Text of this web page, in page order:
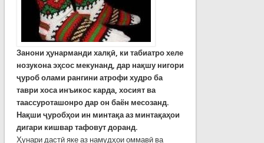
Занони ҳунарманди халқӣ, ки табиатро хеле
нозукона эҳсос мекунанд, дар нақшу нигори
ҷуроб олами рангини атрофи худро ба
таври хоса инъикос карда, хосият ва
таассуроташонро дар он баён месозанд.
Нақши ҷуробҳои ин минтақа аз минтақаҳои
дигари кишвар тафовут доранд.
Ҳунари дастӣ яке аз намудҳои оммавӣ ва